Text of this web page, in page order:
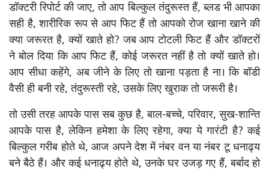
डॉक्टरी रिपोर्ट की जाए, तो आप बिल्कुल तंदुरूस्त हैं, ब्लड भी आपका
सही है, शारीरिक रूप से आप फिट हैं तो आपको रोज खाना खाने की
क्या जरूरत है, क्यों खाते हो? जब आप टोटली फिट हैं और डॉक्टरों
ने बोल दिया कि आप फिट हैं, कोई जरूरत नहीं है तो क्यों खाते हो।
आप सीधा कहेंगे, अब जीने के लिए तो खाना पड़ता है ना। कि बॉडी
वैसी ही बनी रहे, तंदुरूस्ती रहे, उसके लिए खुराक तो जरूरी है।
तो उसी तरह आपके पास सब कुछ है, बाल-बच्चे, परिवार, सुख-शान्ति
आपके पास है, लेकिन हमेशा के लिए रहेगा, क्या ये गारंटी है? कई
बिल्कुल गरीब होते थे, आज अपने देश में नंबर वन या नंबर टू धनाढ्य
बने बैठे हैं। और कई धनाढ्य होते थे, उनके घर उजड़ गए हैं, बर्बाद हो